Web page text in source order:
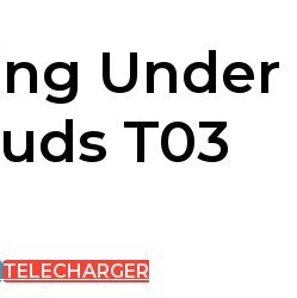
Under
T03
TELECHARGER